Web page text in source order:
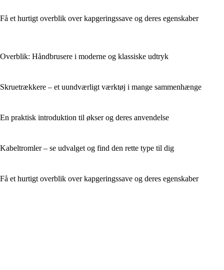
Få et hurtigt overblik over kapgeringssave og deres egenskaber
Overblik: Håndbrusere i moderne og klassiske udtryk
Skruetrækkere – et uundværligt værktøj i mange sammenhænge
En praktisk introduktion til økser og deres anvendelse
Kabeltromler – se udvalget og find den rette type til dig
Få et hurtigt overblik over kapgeringssave og deres egenskaber